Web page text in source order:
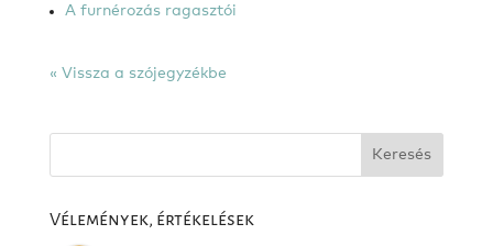
A furnérozás ragasztói
« Vissza a szójegyzékbe
Vélemények, értékelések